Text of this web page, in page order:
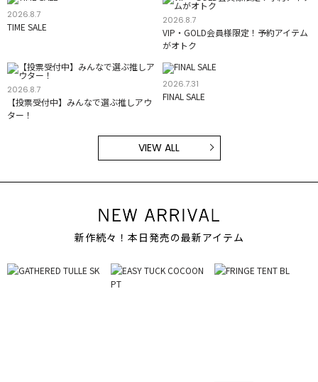
2026.8.7
TIME SALE
2026.8.7
VIP・GOLD会員様限定！予約アイテム
がオトク
2026.8.7
【投票受付中】みんなで選ぶ推しアウ
ター！
2026.7.31
FINAL SALE
VIEW ALL
新作続々！本日発売の最新アイテム